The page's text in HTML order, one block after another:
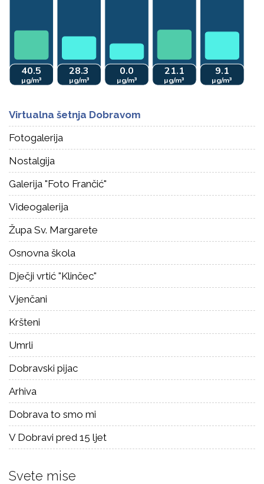
Virtualna šetnja Dobravom
Fotogalerija
Nostalgija
Galerija "Foto Frančić"
Videogalerija
Župa Sv. Margarete
Osnovna škola
Dječji vrtić "Klinčec"
Vjenčani
Kršteni
Umrli
Dobravski pijac
Arhiva
Dobrava to smo mi
V Dobravi pred 15 ljet
Svete mise